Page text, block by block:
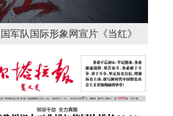
发力完善水利基础设施
｜千里赴疆 以影像微光护百姓
军队国际形象网宣片《当红》